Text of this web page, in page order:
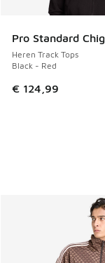
Pro Standard
Heren Track Tops
Black - Red
€ 124,99